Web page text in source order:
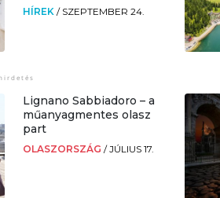
HÍREK/ SZEPTEMBER 24.
Lignano Sabbiadoro – a
műanyagmentes olasz
part
OLASZORSZÁG/JÚLIUS 17.